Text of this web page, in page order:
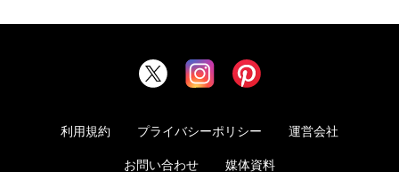
利用規約 プライバシーポリシー 運営会社
お問い合わせ 媒体資料